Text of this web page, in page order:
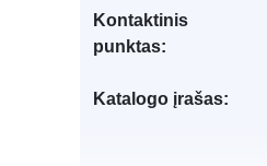
Kontaktinis
punktas:
Katalogo įrašas: